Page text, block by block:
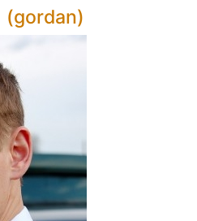
(gordan)